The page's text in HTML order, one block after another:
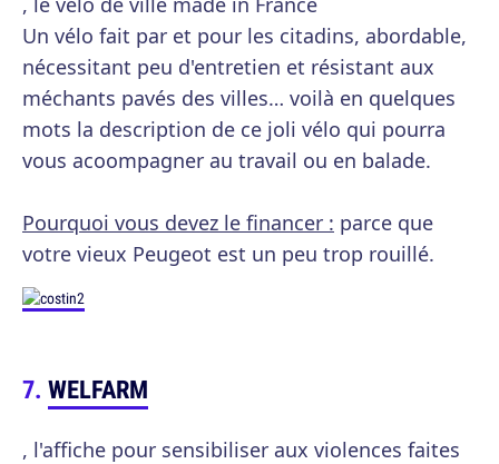
Un vélo fait par et pour les citadins, abordable,
nécessitant peu d'entretien et résistant aux
méchants pavés des villes… voilà en quelques
mots la description de ce joli vélo qui pourra
vous acoompagner au travail ou en balade.
Pourquoi vous devez le financer : parce que
votre vieux Peugeot est un peu trop rouillé.
WELFARM
, l'affiche pour sensibiliser aux violences faites